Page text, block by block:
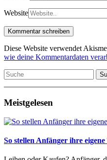
Website
Diese Website verwendet
wie deine Kommentardaten
Suche
Meistgelesen
So stellen Anfänger ihre